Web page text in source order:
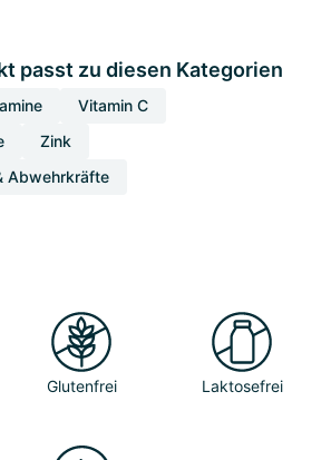
passt zu diesen Kategorien
Vitamin C
Zink
Abwehrkräfte
Glutenfrei Laktosefrei